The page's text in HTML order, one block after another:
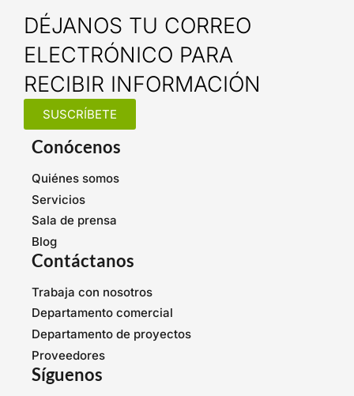
DÉJANOS TU CORREO
ELECTRÓNICO PARA
RECIBIR INFORMACIÓN
SUSCRÍBETE
Conócenos
Quiénes somos
Servicios
Sala de prensa
Blog
Contáctanos
Trabaja con nosotros
Departamento comercial
Departamento de proyectos
Proveedores
Síguenos